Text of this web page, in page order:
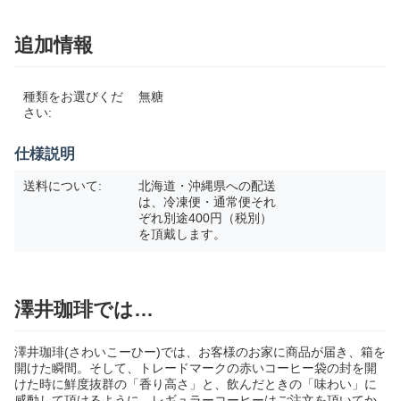
追加情報
種類をお選びくだ
さい:
無糖
仕様説明
送料について:
北海道・沖縄県への配送
は、冷凍便・通常便それ
ぞれ別途400円（税別）
を頂戴します。
澤井珈琲では…
澤井珈琲(さわいこーひー)では、お客様のお家に商品が届き、箱を
開けた瞬間。そして、トレードマークの赤いコーヒー袋の封を開
けた時に鮮度抜群の「香り高さ」と、飲んだときの「味わい」に